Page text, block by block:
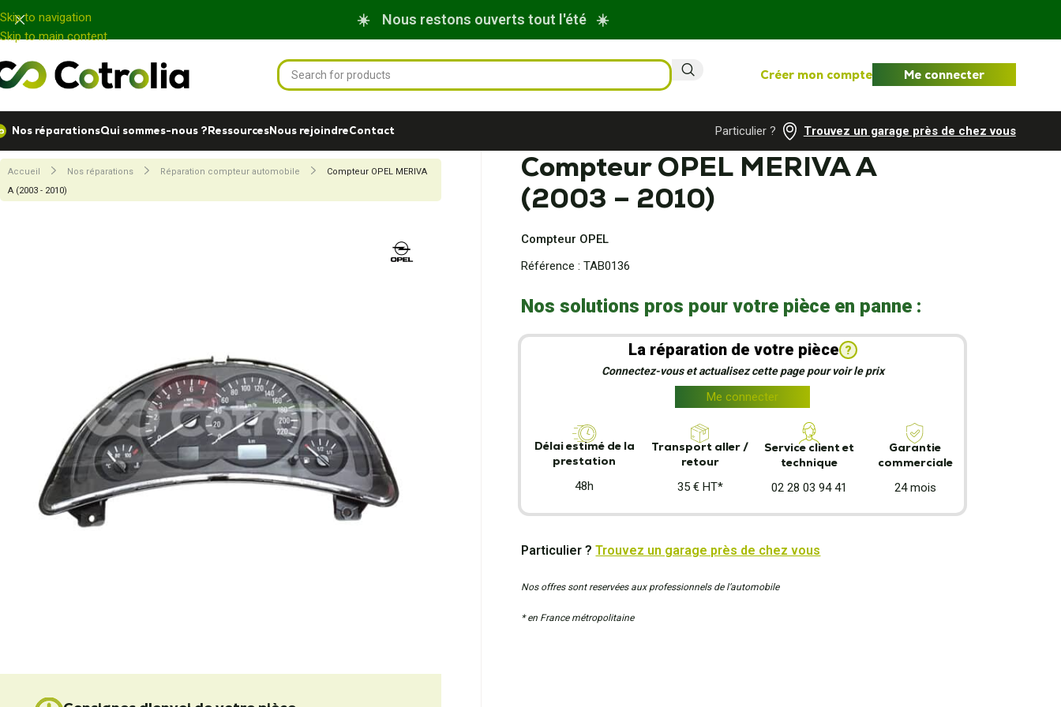
Panneau de gestion des cookies
Skip to navigation
Skip to main content
☀️ Nous restons ouverts tout l'été ☀️
Créer mon compte Me connecter
Nos réparationsQui sommes-nous ?RessourcesNous rejoindreContact Particulier ? Trouvez un garage près de chez vous
Compteur OPEL MERIVA A
(2003 – 2010)
Compteur OPEL
Référence :TAB0136
Nos solutions pros pour votre pièce en panne :
La réparation de votre pièce ?
Connectez-vous et actualisez cette page pour voir le prix
Me connecter
Délai estimé de la
prestation
48h
Transport aller /
retour
35 € HT*
Service client et
technique
02 28 03 94 41
Garantie
commerciale
24 mois
Particulier ?Trouvez un garage près de chez vous
Nos offres sont reservées aux professionnels de l’automobile
* en France métropolitaine
Accueil Nos réparations Réparation compteur automobile
Compteur OPEL MERIVA
A (2003 - 2010)